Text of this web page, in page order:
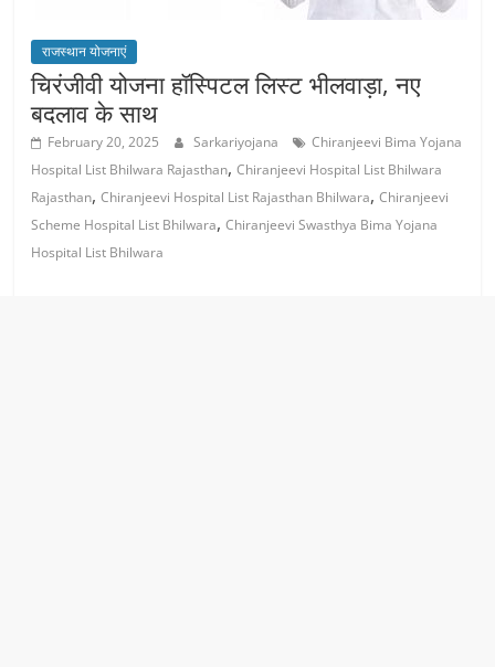
राजस्थान योजनाएं
चिरंजीवी योजना हॉस्पिटल लिस्ट भीलवाड़ा, नए
बदलाव के साथ
February 20, 2025 Sarkariyojana
Chiranjeevi Bima Yojana
Hospital List Bhilwara Rajasthan,Chiranjeevi Hospital List Bhilwara
Rajasthan,Chiranjeevi Hospital List Rajasthan Bhilwara,Chiranjeevi
Scheme Hospital List Bhilwara,Chiranjeevi Swasthya Bima Yojana
Hospital List Bhilwara